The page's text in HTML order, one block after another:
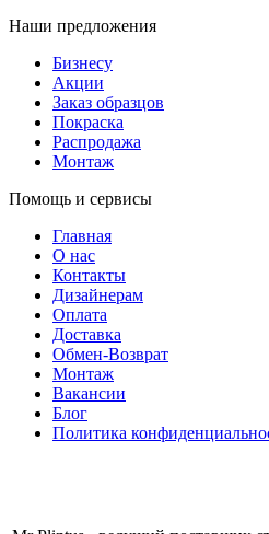
Наши предложения
Бизнесу
Акции
Заказ образцов
Покраска
Распродажа
Монтаж
Помощь и сервисы
Главная
О нас
Контакты
Дизайнерам
Оплата
Доставка
Обмен-Возврат
Монтаж
Вакансии
Блог
Политика